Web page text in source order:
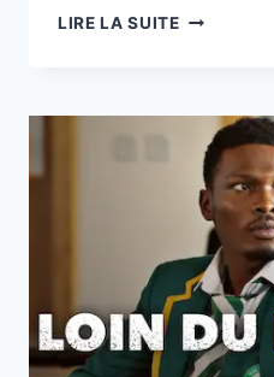
LIRE LA SUITEMINI-
POSTALES